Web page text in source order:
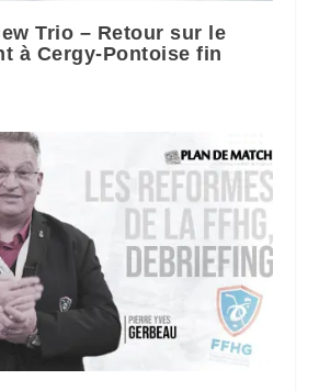
Trio – Retour sur le
à Cergy-Pontoise fin